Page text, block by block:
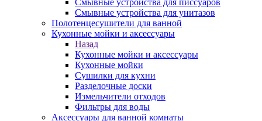
Смывные устройства для писсуаров
Смывные устройства для унитазов
Полотенцесушители для ванной
Кухонные мойки и аксессуары
Назад
Кухонные мойки и аксессуары
Кухонные мойки
Сушилки для кухни
Разделочные доски
Измельчители отходов
Фильтры для воды
Аксессуары для ванной комнаты